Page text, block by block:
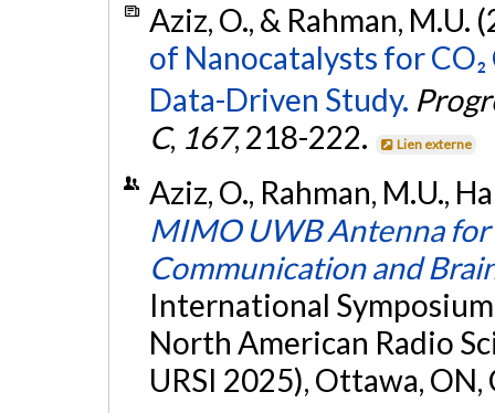
Aziz, O., & Rahman, M.U.
of Nanocatalysts for
Data-Driven Study.
C, 167, 218-222. Lien externe
Aziz, O., Rahman, M.U.,
MIMO UWB Antenna
Communication and
International
North American Radio
URSI 2025), Ottawa, ON,